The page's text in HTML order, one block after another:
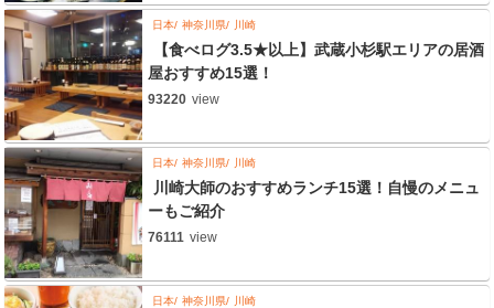
日本 神奈川県 川崎
【食べログ3.5★以上】武蔵小杉駅エリアの居酒
屋おすすめ15選！
93220 view
日本 神奈川県 川崎
川崎大師のおすすめランチ15選！自慢のメニュ
ーもご紹介
76111 view
日本 神奈川県 川崎